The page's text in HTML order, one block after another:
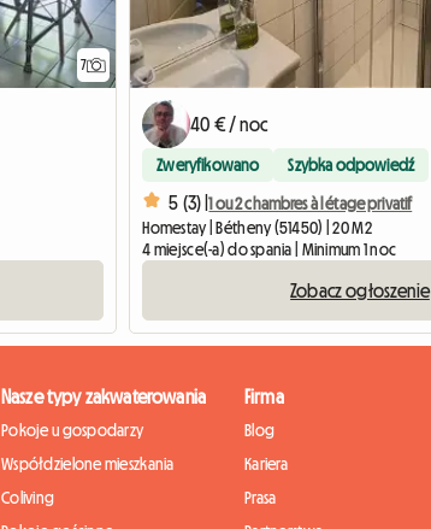
7
40 € / noc
Zweryfikowano Szybka odpowiedź
5 (3) |1 ou 2 chambres à l étage privatif
Homestay | Bétheny (51450) | 20 M2
4 miejsce(-a) do spania | Minimum 1 noc
Zobacz ogłoszenie
Nasze typy zakwaterowania
Pokoje u gospodarzy
Współdzielone mieszkania
Coliving
Firma
Blog
Kariera
Prasa